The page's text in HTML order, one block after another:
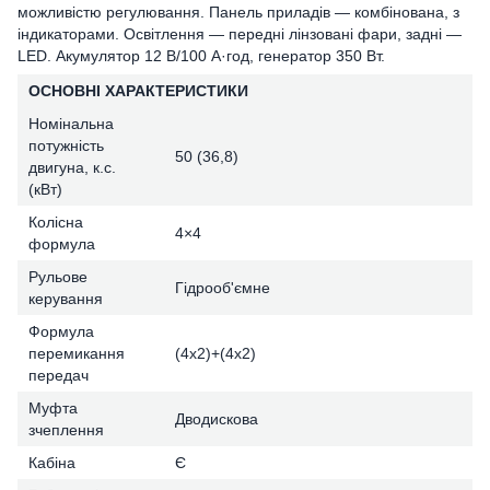
можливістю регулювання. Панель приладів — комбінована, з
індикаторами. Освітлення — передні лінзовані фари, задні —
LED. Акумулятор 12 В/100 А·год, генератор 350 Вт.
ОСНОВНІ ХАРАКТЕРИСТИКИ
Номінальна
потужність
двигуна, к.с.
(кВт)
50 (36,8)
Колісна
формула
4×4
Рульове
керування
Гідрооб'ємне
Формула
перемикання
передач
(4х2)+(4х2)
Муфта
зчеплення
Дводискова
Кабіна
Є